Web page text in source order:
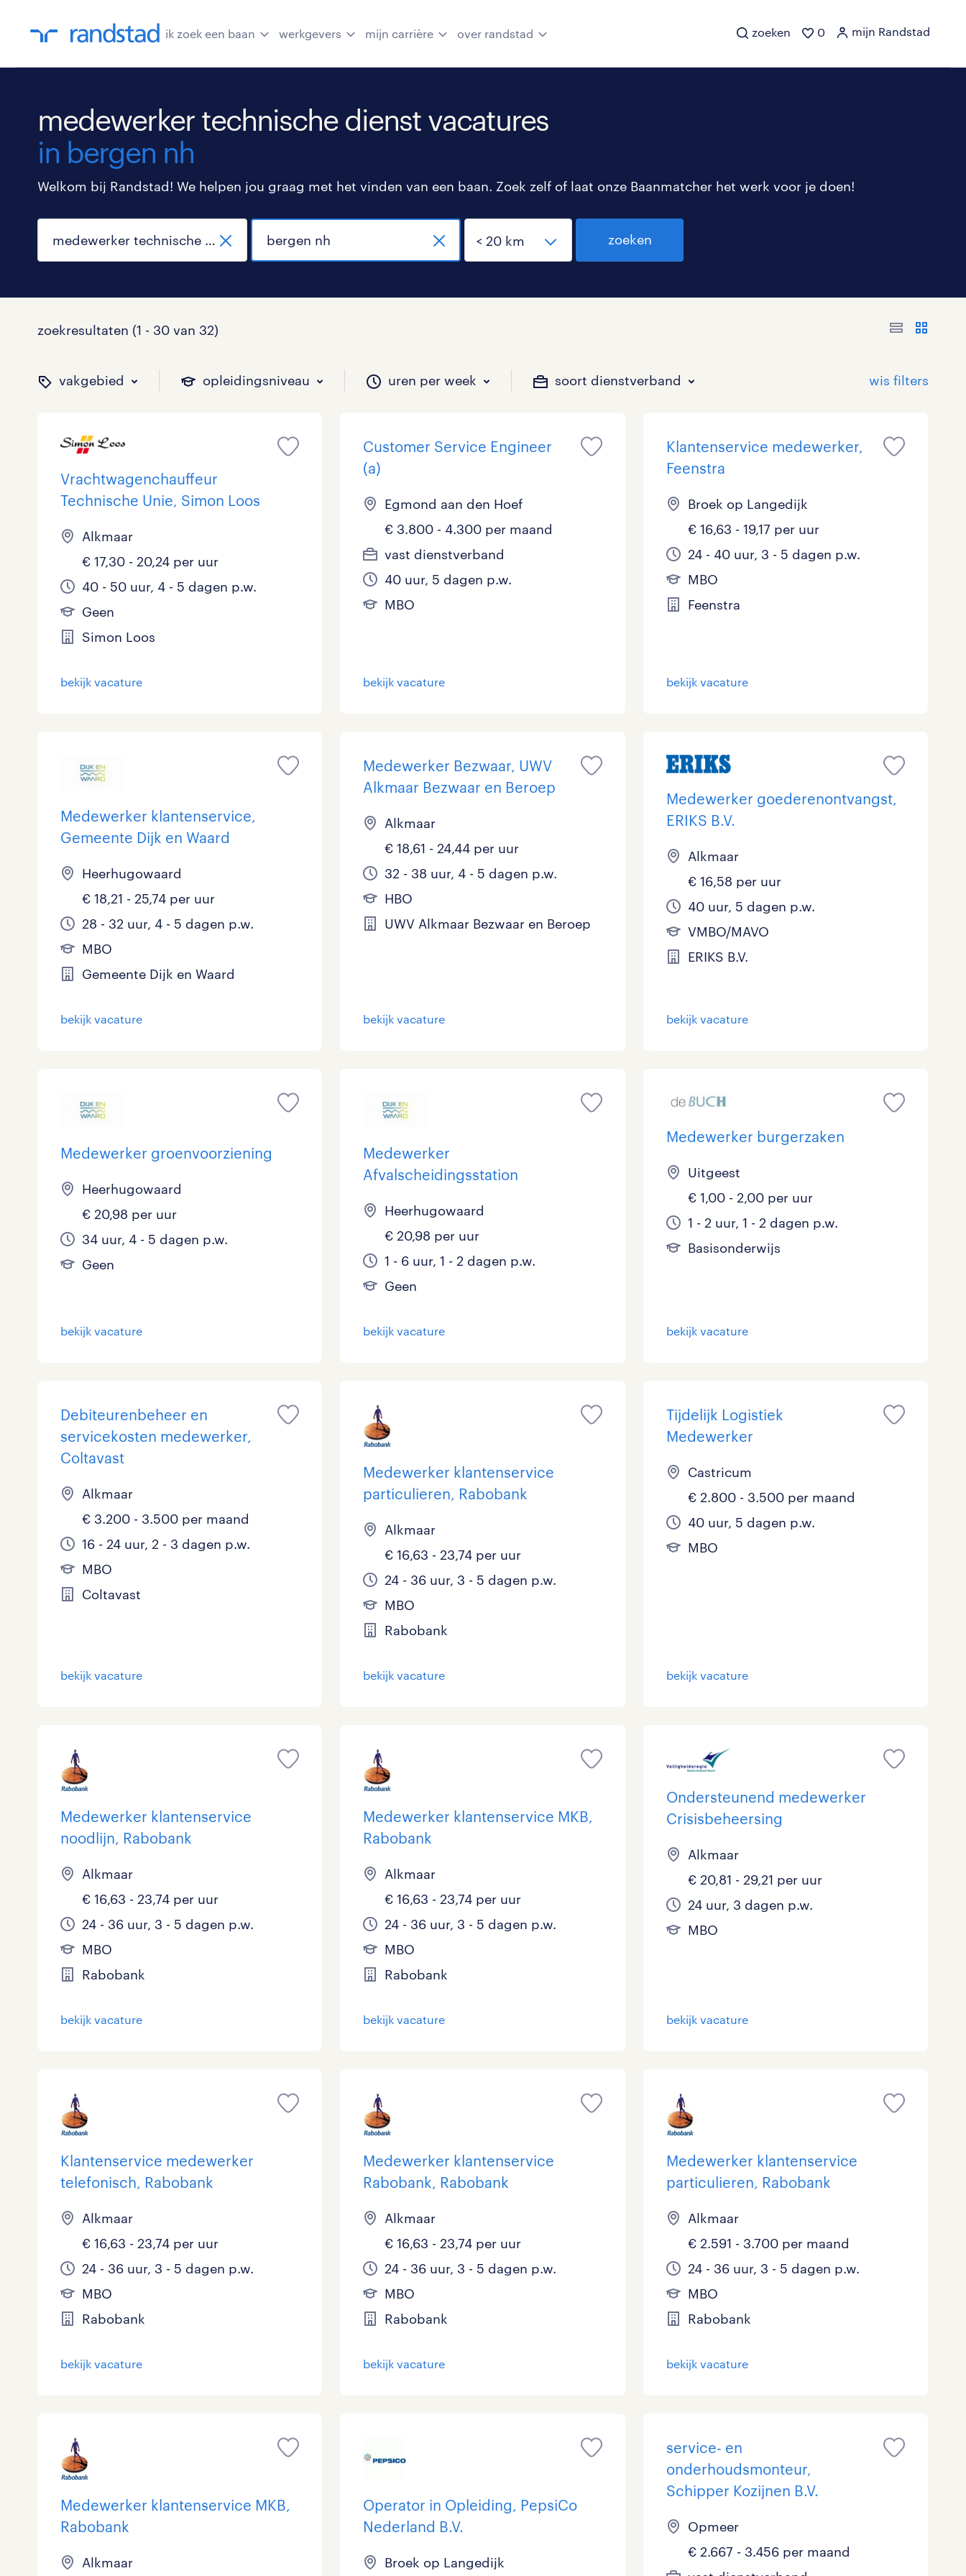
ik zoek een baan werkgevers mijn carrière over randstad zoeken 0 mijn Randstad
medewerker technische dienst vacatures
in bergen nh
Welkom bij Randstad! We helpen jou graag met het vinden van een baan. Zoek zelf of laat onze Baanmatcher het werk voor je doen!
zoeken
zoekresultaten (1 - 30 van 32)
vakgebied opleidingsniveau uren per week soort dienstverband
binnen welk vakgebied wil je werken?
Beveiliging 0 0
Callcenter / Contactcenter Chauffeurs 2 Commercieel / Verkoop 0
Engineering 0 Horeca / Catering
0
Secretarieel Supply chain & procurement 0 Techniek 3
toon 32 resultaten
op welk niveau zoek je vacatures?
Geen 6 HAVO/VWO 0
HBO 2 LBO, MAVO, VMBO 0 MBO 19
MBO, HAVO, VWO 0 Ondersteunend onderwijs
VMBO/MAVO
hoeveel uren per week wil je werken?
9 - 16 uur 1 17 - 24 uur 16
25 - 32 uur 4 33 - 36 uur 1 37 - 40+ uur 7
toon 32 resultaten
welk soort dienstverband zou jij willen?
Tijdelijk 11 Tijdelijk met uitzicht op vast 18
Vast 3
toon 32 resultaten
Vrachtwagenchauffeur
Technische Unie, Simon Loos
Alkmaar
€ 17,30 - 20,24 per uur
40 - 50 uur, 4 - 5 dagen p.w.
Geen
Simon Loos
bekijk vacature
Customer Service Engineer
(a)
Egmond aan den Hoef
€ 3.800 - 4.300 per maand
vast dienstverband
40 uur, 5 dagen p.w.
MBO
bekijk vacature
Klantenservice medewerker,
Feenstra
Broek op Langedijk
€ 16,63 - 19,17 per uur
24 - 40 uur, 3 - 5 dagen p.w.
MBO
Feenstra
bekijk vacature
Medewerker klantenservice,
Gemeente Dijk en Waard
Heerhugowaard
€ 18,21 - 25,74 per uur
28 - 32 uur, 4 - 5 dagen p.w.
MBO
Gemeente Dijk en Waard
bekijk vacature
Medewerker Bezwaar, UWV
Alkmaar Bezwaar en Beroep
Alkmaar
€ 18,61 - 24,44 per uur
32 - 38 uur, 4 - 5 dagen p.w.
HBO
UWV Alkmaar Bezwaar en Beroep
bekijk vacature
Medewerker goederenontvangst,
ERIKS B.V.
Alkmaar
€ 16,58 per uur
40 uur, 5 dagen p.w.
VMBO/MAVO
ERIKS B.V.
bekijk vacature
Medewerker groenvoorziening
Heerhugowaard
€ 20,98 per uur
34 uur, 4 - 5 dagen p.w.
Geen
bekijk vacature
Medewerker
Afvalscheidingsstation
Heerhugowaard
€ 20,98 per uur
1 - 6 uur, 1 - 2 dagen p.w.
Geen
bekijk vacature
Medewerker burgerzaken
Uitgeest
€ 1,00 - 2,00 per uur
1 - 2 uur, 1 - 2 dagen p.w.
Basisonderwijs
bekijk vacature
Debiteurenbeheer en
servicekosten medewerker,
Coltavast
Alkmaar
€ 3.200 - 3.500 per maand
16 - 24 uur, 2 - 3 dagen p.w.
MBO
Coltavast
bekijk vacature
Medewerker klantenservice
particulieren, Rabobank
Alkmaar
€ 16,63 - 23,74 per uur
24 - 36 uur, 3 - 5 dagen p.w.
MBO
Rabobank
bekijk vacature
Tijdelijk Logistiek
Medewerker
Castricum
€ 2.800 - 3.500 per maand
40 uur, 5 dagen p.w.
MBO
bekijk vacature
Medewerker klantenservice
noodlijn, Rabobank
Alkmaar
€ 16,63 - 23,74 per uur
24 - 36 uur, 3 - 5 dagen p.w.
MBO
Rabobank
bekijk vacature
Medewerker klantenservice MKB,
Rabobank
Alkmaar
€ 16,63 - 23,74 per uur
24 - 36 uur, 3 - 5 dagen p.w.
MBO
Rabobank
bekijk vacature
Ondersteunend medewerker
Crisisbeheersing
Alkmaar
€ 20,81 - 29,21 per uur
24 uur, 3 dagen p.w.
MBO
bekijk vacature
Klantenservice medewerker
telefonisch, Rabobank
Alkmaar
€ 16,63 - 23,74 per uur
24 - 36 uur, 3 - 5 dagen p.w.
MBO
Rabobank
bekijk vacature
Medewerker klantenservice
Rabobank, Rabobank
Alkmaar
€ 16,63 - 23,74 per uur
24 - 36 uur, 3 - 5 dagen p.w.
MBO
Rabobank
bekijk vacature
Medewerker klantenservice
particulieren, Rabobank
Alkmaar
€ 2.591 - 3.700 per maand
24 - 36 uur, 3 - 5 dagen p.w.
MBO
Rabobank
bekijk vacature
Medewerker klantenservice MKB,
Rabobank
Alkmaar
Operator in Opleiding, PepsiCo
Nederland B.V.
Broek op Langedijk
service- en
onderhoudsmonteur,
Schipper Kozijnen B.V.
Opmeer
€ 2.667 - 3.456 per maand